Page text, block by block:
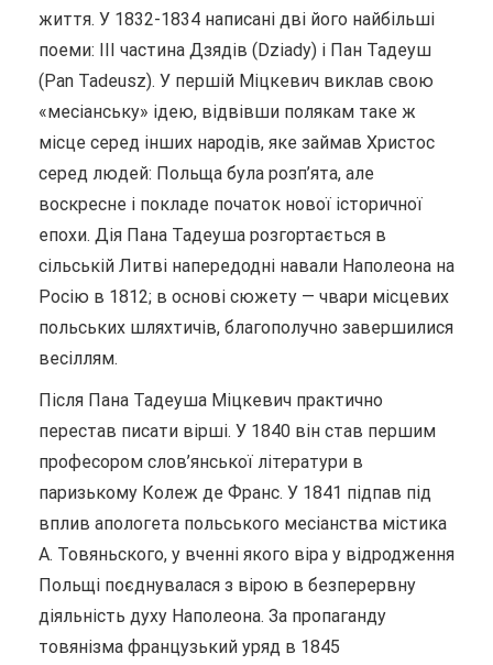
життя. У 1832-1834 написані дві його найбільші
поеми: III частина Дзядів (Dziady) і Пан Тадеуш
(Pan Tadeusz). У першій Міцкевич виклав свою
«месіанську» ідею, відвівши полякам таке ж
місце серед інших народів, яке займав Христос
серед людей: Польща була розп’ята, але
воскресне і покладе початок нової історичної
епохи. Дія Пана Тадеуша розгортається в
сільській Литві напередодні навали Наполеона на
Росію в 1812; в основі сюжету — чвари місцевих
польських шляхтичів, благополучно завершилися
весіллям.
Після Пана Тадеуша Міцкевич практично
перестав писати вірші. У 1840 він став першим
професором слов’янської літератури в
паризькому Колеж де Франс. У 1841 підпав під
вплив апологета польського месіанства містика
А. Товяньского, у вченні якого віра у відродження
Польщі поєднувалася з вірою в безперервну
діяльність духу Наполеона. За пропаганду
товянізма французький уряд в 1845